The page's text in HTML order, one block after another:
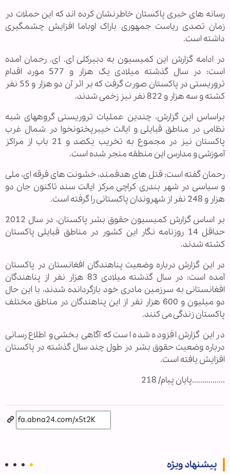
رسانه های خبری پاکستان خاطرنشان کرده اند که این حملات در
زمان تصدی ریاست جمهوری باراک اوباما افزایش چشمگیری
داشته است.
در ادامه گزارش این کمیسیون به دبیرکلی آی. ای. رحمان آمده
است: در سال گذشته میلادی یک هزار و 577 مورد اقدام
تروریستی در پاکستان صورت گرفت که بر اثر آن دو هزار و 55 نفر
کشته و سه هزار و 822 نفر نیز زخمی شدند.
براساس این گزارش، چندین عملیات تروریستی گروههای شبه
نظامی در مناطق قبایلی و ایالت خیبرپختونخوا در شمال غرب
پاکستان نیز در مجموع به تخریب یکصد و 21 باب از مراکز
آموزشی و مدارس این منطقه منجر شده است.
رحمان گفته است: قتل های هدفمند، خشونت های فرقه ای، ملی
و سیاسی در شهر بندری کراچی مرکز ایالت سند تاکنون جان دو
هزار و 248 نفر از شهروندان پاکستانی را گرفته است.
بر اساس گزارش کمیسیون حقوق بشر پاکستان، در سال 2012
حداقل 14 روزنامه نگار این کشور در مناطق قبایلی پاکستان
کشته شدند.
در این گزارش درباره وضعیت پناهندگان افغانستان در پاکستان
آمده است: در سال گذشته میلادی 83 هزار نفر از پناهندگان
افغانستانی به سرزمین مادری خود بازگردانده شدند، با این حال
دو میلیون و 600 هزار نفر از این پناهندگان در مناطق مختلف
پاکستان زندگی می کنند.
در این گزارش افزوده شده است که آگاهی بخشی و اطلاع رسانی
درباره وضعیت حقوق بشر در طول چند سال گذشته در پاکستان
افزایش یافته است.
................پایان پیام/ 218
پیشنهاد ویژه